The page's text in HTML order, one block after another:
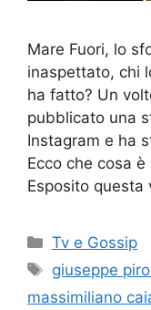
Mare Fuori, lo
inaspettato, chi
ha fatto? Un
pubblicato una
Instagram e ha
Ecco che cosa
Esposito
Categorie
Tv e Gossip
Tag
giuseppe
massimiliano